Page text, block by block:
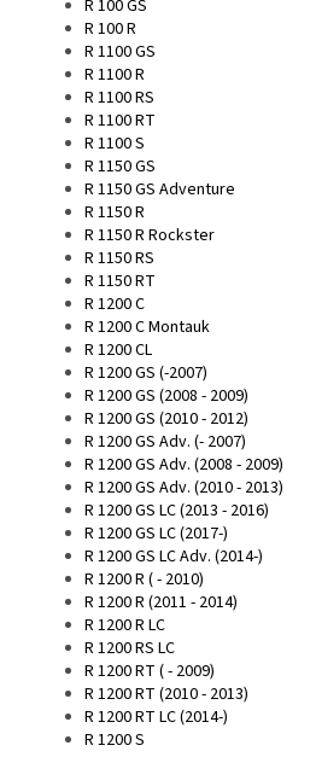
R 100 GS
R 100 R
R 1100 GS
R 1100 R
R 1100 RS
R 1100 RT
R 1100 S
R 1150 GS
R 1150 GS Adventure
R 1150 R
R 1150 R Rockster
R 1150 RS
R 1150 RT
R 1200 C
R 1200 C Montauk
R 1200 CL
R 1200 GS (-2007)
R 1200 GS (2008 - 2009)
R 1200 GS (2010 - 2012)
R 1200 GS Adv. (- 2007)
R 1200 GS Adv. (2008 - 2009)
R 1200 GS Adv. (2010 - 2013)
R 1200 GS LC (2013 - 2016)
R 1200 GS LC (2017-)
R 1200 GS LC Adv. (2014-)
R 1200 R ( - 2010)
R 1200 R (2011 - 2014)
R 1200 R LC
R 1200 RS LC
R 1200 RT ( - 2009)
R 1200 RT (2010 - 2013)
R 1200 RT LC (2014-)
R 1200 S